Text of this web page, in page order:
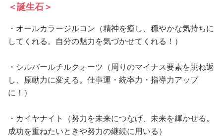
＜誕生石＞
・オールカラージルコン（精神を癒し、穏やかな気持ちに
してくれる。自分の魅力を気づかせてくれる！）
・シルバールチルクォーツ（周りのマイナス要素を跳ね返
し、原動力に変える。仕事運・統率力・指導力アップ
に！）
・カイヤナイト（努力を未来につなげ、未来を輝かせる。
成功を重ねたいときや努力の継続に用いる）